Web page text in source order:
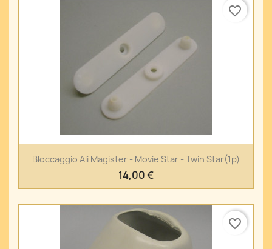
Bloccaggio Ali Magister - Movie Star - Twin Star(1p)
14,00 €
favorite_border
favorite_border